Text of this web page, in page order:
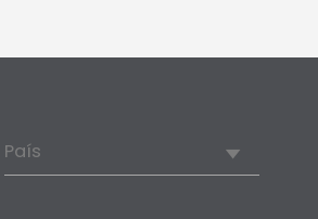
País